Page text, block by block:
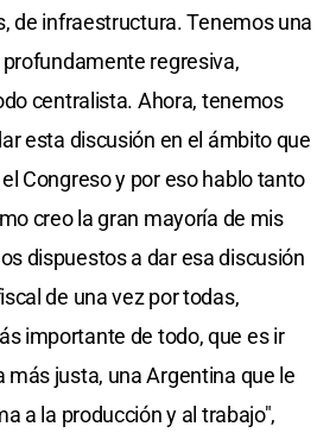
de infraestructura. Tenemos una
regresiva,
centralista. Ahora, tenemos
esta discusión en el ámbito que
Congreso y por eso hablo tanto
creo la gran mayoría de mis
dispuestos a dar esa discusión
de una vez por todas,
importante de todo, que es ir
más justa, una Argentina que le
a la producción y al trabajo",